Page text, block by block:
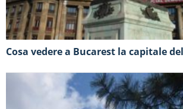
Cosa vedere a Bucarest la capitale